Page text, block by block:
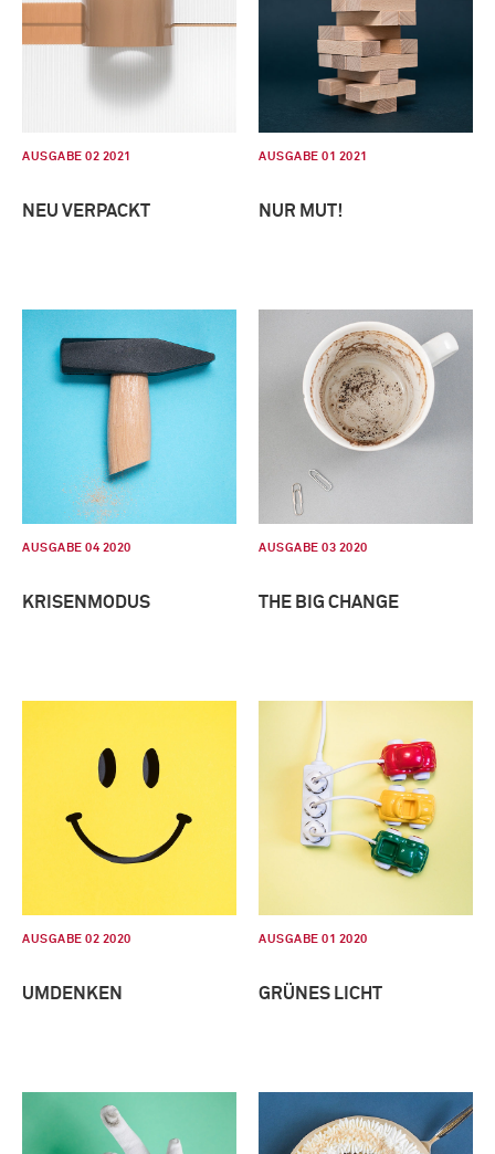
AUSGABE 02 2021
NEU VERPACKT
AUSGABE 01 2021
NUR MUT!
AUSGABE 04 2020
KRISENMODUS
AUSGABE 03 2020
THE BIG CHANGE
AUSGABE 02 2020
UMDENKEN
AUSGABE 01 2020
GRÜNES LICHT